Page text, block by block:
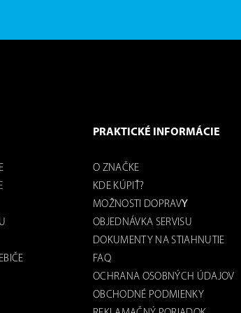
PRAKTICKÉ INFORMÁCIE
O ZNAČKE
KDE KÚPIŤ?
MOŽNOSTI DOPRAVY
OBJEDNÁVKA SERVISU
DOKUMENTY NA STIAHNUTIE
FAQ
OCHRANA OSOBNÝCH ÚDAJOV
OBCHODNÉ PODMIENKY